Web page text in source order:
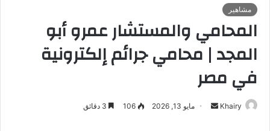
مشاهير
المحامي والمستشار عمرو أبو
المجد | محامي جرائم إلكترونية
في مصر
Khairy مايو 13, 2026 106